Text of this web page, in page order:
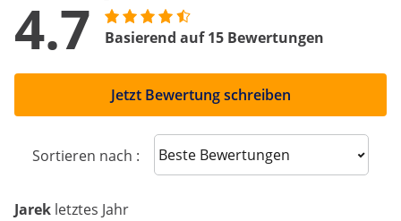
4.7 Basierend auf 15 Bewertungen
Jetzt Bewertung schreiben
Sortieren nach : Sort reviews
Jarek letztes Jahr